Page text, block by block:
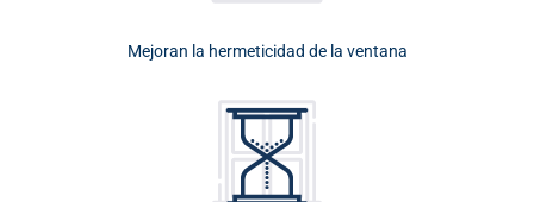
Mejoran la hermeticidad de la ventana